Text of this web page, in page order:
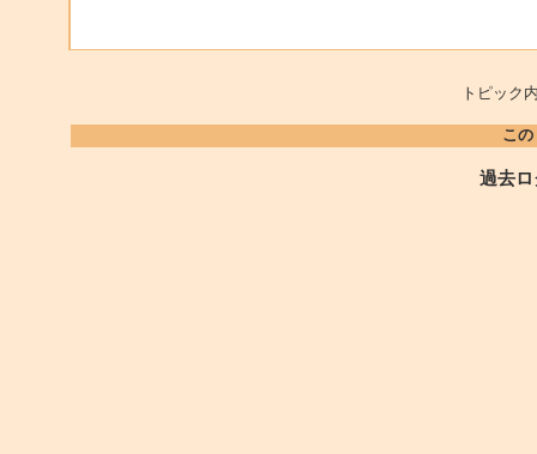
トピッ
こ
過去